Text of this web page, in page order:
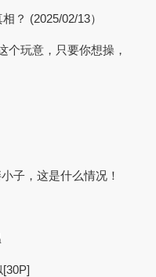
？ (2025/02/13）
个玩意，只要你想操，
子，这是什么情况！